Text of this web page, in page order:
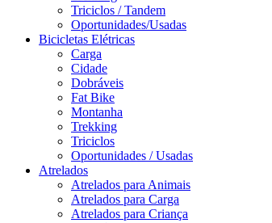
Triciclos / Tandem
Oportunidades/Usadas
Bicicletas Elétricas
Carga
Cidade
Dobráveis
Fat Bike
Montanha
Trekking
Triciclos
Oportunidades / Usadas
Atrelados
Atrelados para Animais
Atrelados para Carga
Atrelados para Criança